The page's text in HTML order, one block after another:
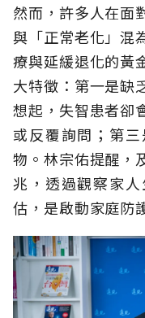
然而，許多人在面
與「正常老化」混
療與延緩退化的黃
大特徵：第一是缺
想起，失智患者卻
或反覆詢問；第
物。林宗佑提醒，
兆，透過觀察家
估，是啟動家庭防